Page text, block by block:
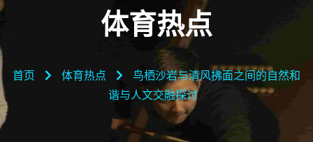
体育热点
首页 体育热点
鸟栖沙岩与清风拂面之间的自然和
谐与人文交融探讨